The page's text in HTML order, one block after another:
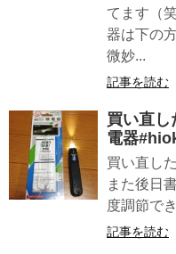
てます（
器は下の
微妙...
記事を読む
買い直し
電器
買い直し
また後日
度調節で
記事を読む